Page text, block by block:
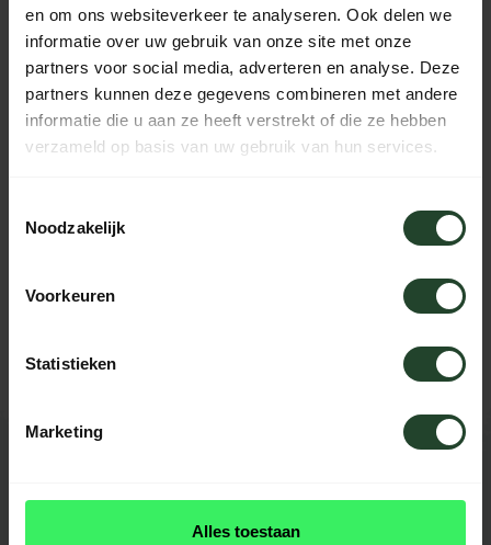
en om ons websiteverkeer te analyseren. Ook delen we
informatie over uw gebruik van onze site met onze
partners voor social media, adverteren en analyse. Deze
partners kunnen deze gegevens combineren met andere
informatie die u aan ze heeft verstrekt of die ze hebben
verzameld op basis van uw gebruik van hun services.
Noodzakelijk
Voorkeuren
Statistieken
Marketing
Alles toestaan
PRODUCTOMSCHRIJVING
Neem contact op, onze medewerkers